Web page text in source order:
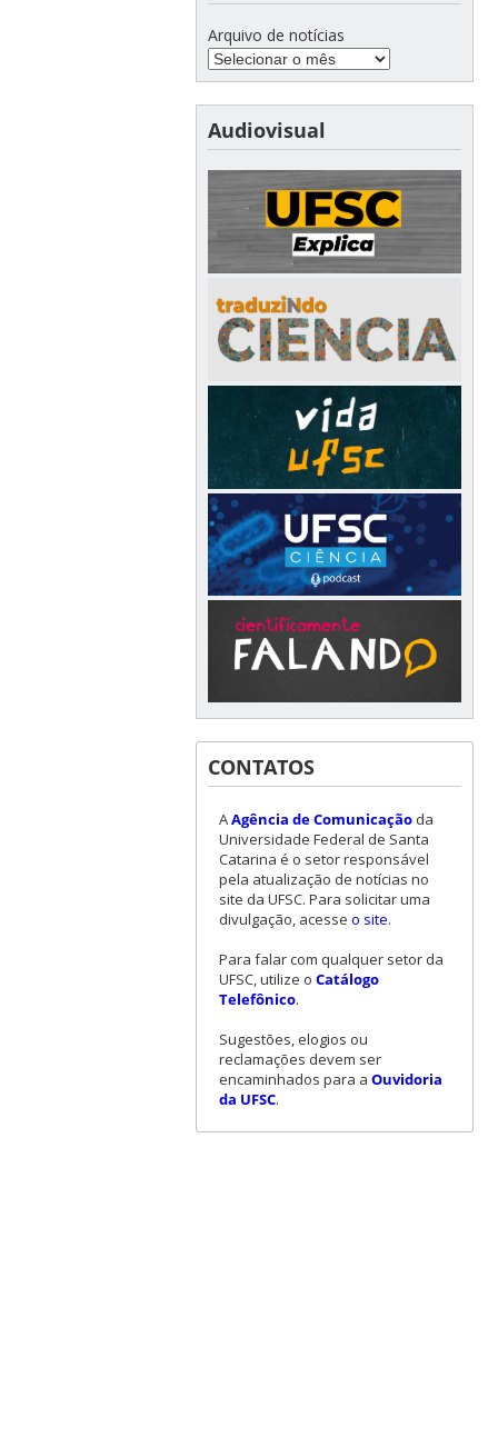
Arquivo de notícias
Audiovisual
CONTATOS
AAgência de Comunicaçãoda
Universidade Federal de Santa
Catarina é o setor responsável
pela atualização de notícias no
site da UFSC. Para solicitar uma
divulgação, acesse o site.
Para falar com qualquer setor da
UFSC, utilize o Catálogo
Telefônico.
Sugestões, elogios ou
reclamações devem ser
encaminhados para a Ouvidoria
da UFSC.